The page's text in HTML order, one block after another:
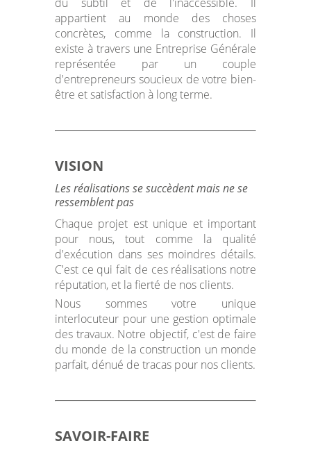
appartient au monde des choses
concrètes, comme la construction. Il
existe à travers une Entreprise Générale
représentée par un couple
d'entrepreneurs soucieux de votre bien-
être et satisfaction à long terme.
VISION
Les réalisations se succèdent mais ne se
ressemblent pas
Chaque projet est unique et important
pour nous, tout comme la qualité
d'exécution dans ses moindres détails.
C'est ce qui fait de ces réalisations notre
réputation, et la fierté de nos clients.
Nous sommes votre unique
interlocuteur pour une gestion optimale
des travaux. Notre objectif, c'est de faire
du monde de la construction un monde
parfait, dénué de tracas pour nos clients.
SAVOIR-FAIRE